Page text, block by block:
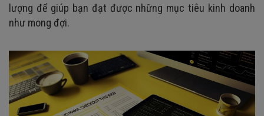
lượng để giúp bạn đạt được những mục tiêu kinh doanh
như mong đợi.